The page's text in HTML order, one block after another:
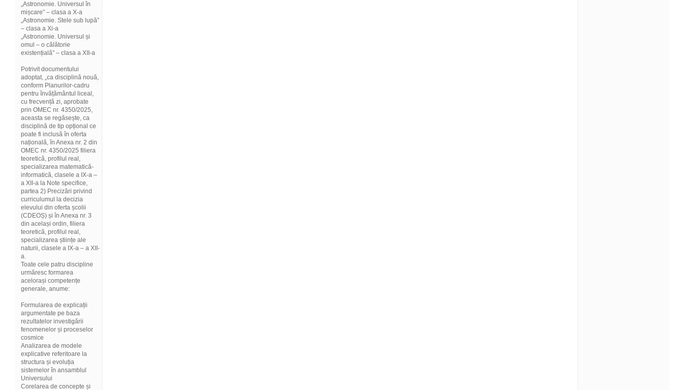
„Astronomie. Universul în
mișcare” – clasa a X-a
„Astronomie. Stele sub lupă”
– clasa a Xi-a
„Astronomie. Universul și
omul – o călătorie
existențială” – clasa a XII-a
Potrivit documentului
adoptat, „ca disciplină nouă,
conform Planurilor-cadru
pentru învățământul liceal,
cu frecvență zi, aprobate
prin OMEC nr. 4350/2025,
aceasta se regăsește, ca
disciplină de tip opțional ce
poate fi inclusă în oferta
națională, în Anexa nr. 2 din
OMEC nr. 4350/2025 filiera
teoretică, profilul real,
specializarea matematică-
informatică, clasele a IX-a –
a XII-a la Note specifice,
partea 2) Precizări privind
curriculumul la decizia
elevului din oferta școlii
(CDEOȘ) și în Anexa nr. 3
din același ordin, filiera
teoretică, profilul real,
specializarea științe ale
naturii, clasele a IX-a – a XII-
a.
Toate cele patru discipline
urmăresc formarea
acelorași competențe
generale, anume:
Formularea de explicații
argumentate pe baza
rezultatelor investigării
fenomenelor și proceselor
cosmice
Analizarea de modele
explicative referitoare la
structura și evoluția
sistemelor în ansamblul
Universului
Corelarea de concepte și